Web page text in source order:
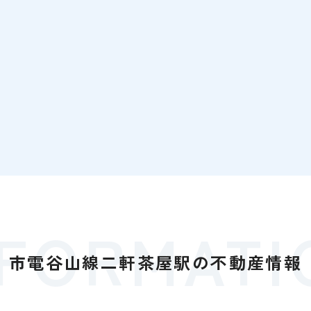
市電谷山線二軒茶屋駅の不動産情報